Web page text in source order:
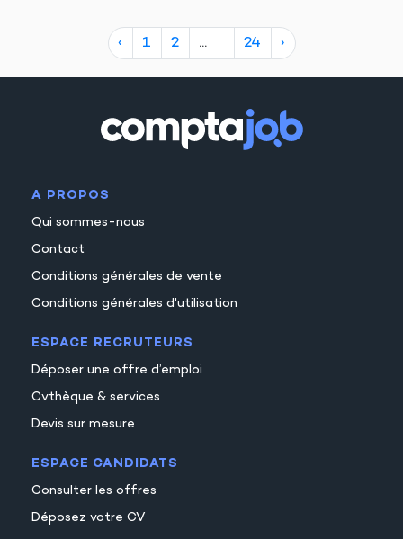
‹ 1
2
10
18
22
23
24 ›
A PROPOS
Qui sommes-nous
Contact
Conditions générales de vente
Conditions générales d'utilisation
ESPACE RECRUTEURS
Déposer une offre d’emploi
Cvthèque & services
Devis sur mesure
ESPACE CANDIDATS
Consulter les offres
Déposez votre CV